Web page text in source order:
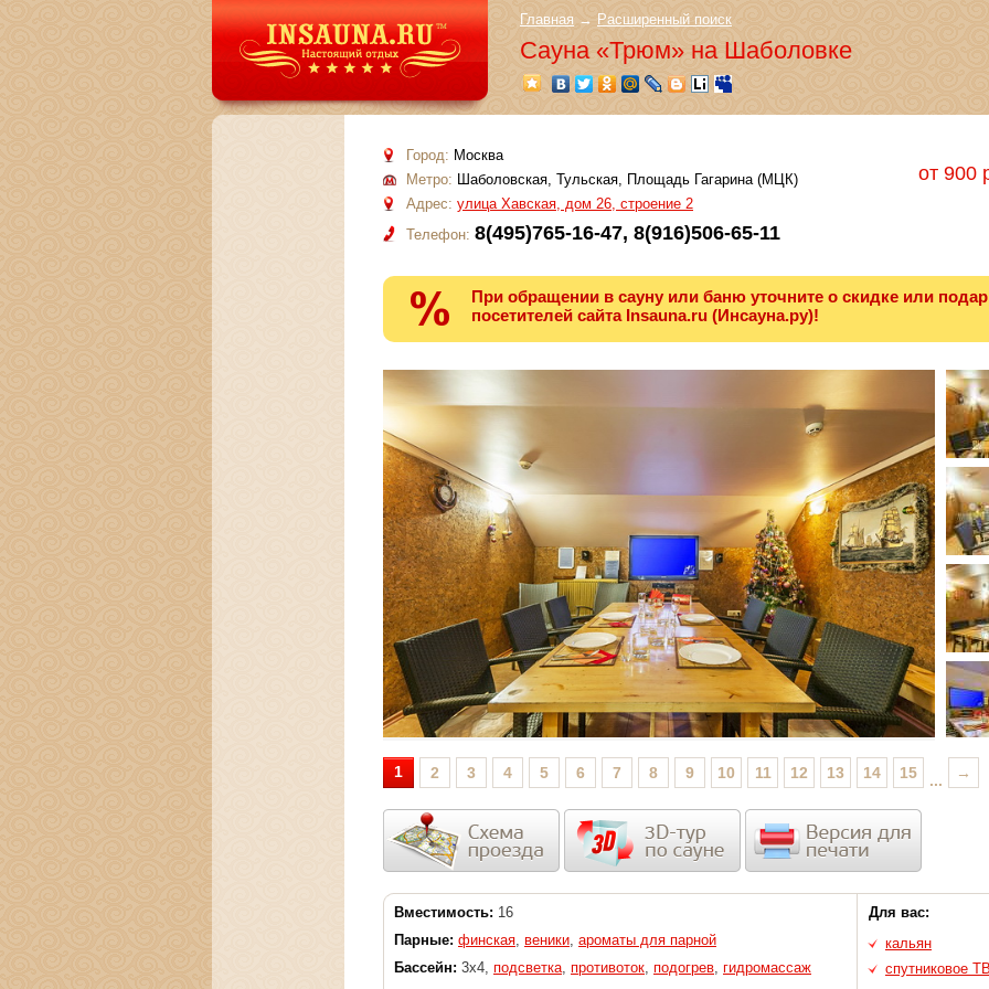
Главная → Расширенный поиск
Сауна «Трюм» на Шаболовке
от 900
Город: Москва
Метро: Шаболовская, Тульская, Площадь Гагарина (МЦК)
Адрес: улица Хавская, дом 26, строение 2
Телефон: 8(495)765-16-47, 8(916)506-65-11
При обращении в сауну или баню уточните о скидке или
посетителей сайта Insauna.ru (Инсауна.ру)!
1 2 3 4 5 6 7 8 9 10 11 12 13 14 15 ... →
Для вас:
кальян
спутниковое
Вместимость: 16
Парные: финская, веники, ароматы для парной
Бассейн: 3x4, подсветка, противоток, подогрев, гидромассаж